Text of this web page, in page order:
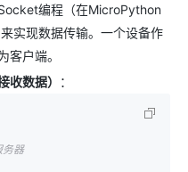
编程（在MicroPython
实现数据传输。一个设备作
客户端。
收数据）
：
器